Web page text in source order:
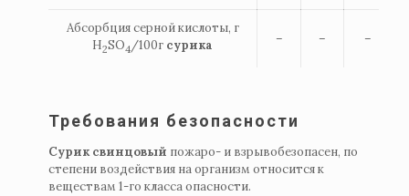
Абсорбция серной кислоты, г
H2SO4/100г сурика – – –
Требования безопасности
Сурик свинцовый пожаро- и взрывобезопасен, по
степени воздействия на организм относится к
веществам 1-го класса опасности.